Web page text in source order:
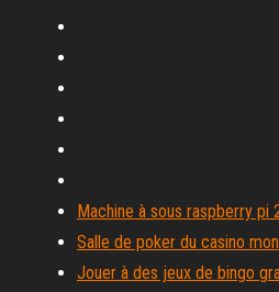
Machine à sous raspberry pi
Salle de poker du casino
Jouer à des jeux de bingo